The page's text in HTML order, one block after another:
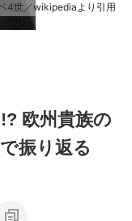
4世／wikipediaより引用
欧州貴族の
振り返る